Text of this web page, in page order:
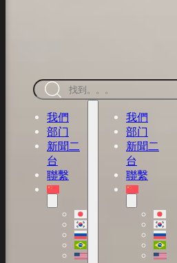
搜
索
我們
部门
新聞二
台
聯繫
我們
部门
新聞二
台
聯繫